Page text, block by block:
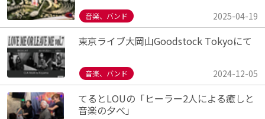
音楽、バンド 2025-04-19
東京ライブ大岡山Goodstock Tokyoにて
音楽、バンド 2024-12-05
てるとLOUの「ヒーラー2人による癒しと
音楽の夕べ」